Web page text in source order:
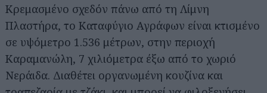
Κρεμασμένο σχεδόν πάνω από τη Λίμνη
Πλαστήρα, το Καταφύγιο Αγράφων είναι κτισμένο
σε υψόμετρο 1.536 μέτρων, στην περιοχή
Καραμανώλη, 7 χιλιόμετρα έξω από το χωριό
Νεράιδα. Διαθέτει οργανωμένη κουζίνα και